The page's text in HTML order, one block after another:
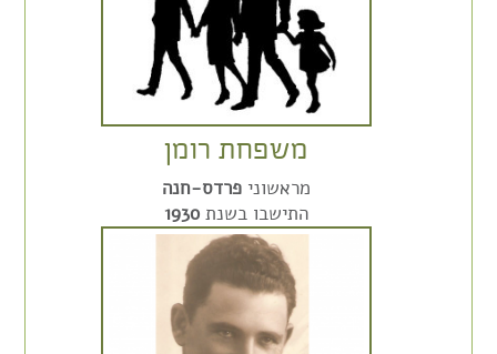
משפחת רומן
מראשוניפרדס-חנה
התישבו בשנת1930